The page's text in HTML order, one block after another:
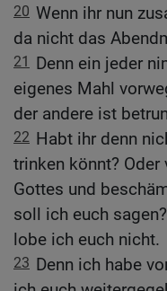
20 Wenn ihr nun
da nicht das
21
Denn ein jeder
eigenes Mahl
der andere ist
22 Habt ihr denn
trinken könnt?
Gottes und
soll ich euch
lobe ich euch nicht.
23 Denn ich habe